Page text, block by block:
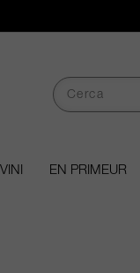
VINI EN PRIMEUR